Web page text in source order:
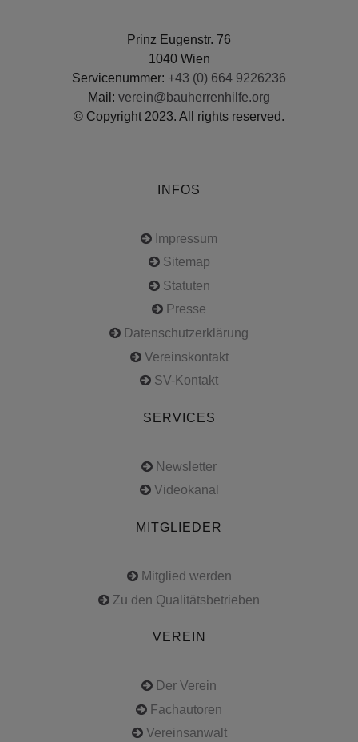
Prinz Eugenstr. 76
1040 Wien
Servicenummer: +43 (0) 664 9226236
Mail: verein@bauherrenhilfe.org
© Copyright 2023. All rights reserved.
INFOS
Impressum
Sitemap
Statuten
Presse
Datenschutzerklärung
Vereinskontakt
SV-Kontakt
SERVICES
Newsletter
Videokanal
MITGLIEDER
Mitglied werden
Zu den Qualitätsbetrieben
VEREIN
Der Verein
Fachautoren
Vereinsanwalt